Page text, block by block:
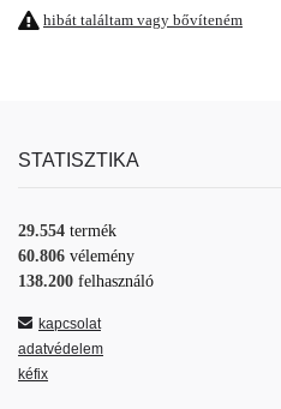
hibát találtam vagy bővíteném
STATISZTIKA
29.554 termék
60.806 vélemény
138.200 felhasználó
kapcsolat
adatvédelem
kéfix